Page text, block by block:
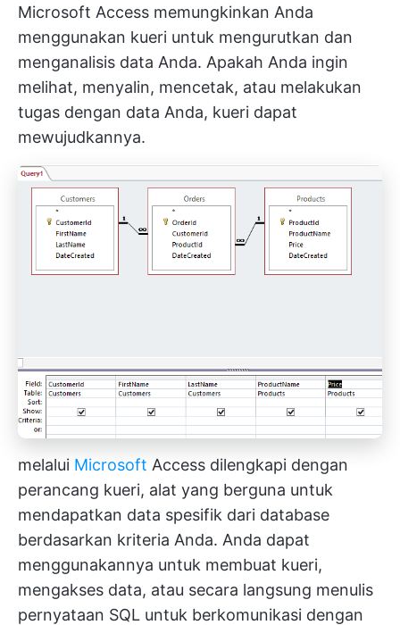
Microsoft Access memungkinkan Anda
menggunakan kueri untuk mengurutkan dan
menganalisis data Anda. Apakah Anda ingin
melihat, menyalin, mencetak, atau melakukan
tugas dengan data Anda, kueri dapat
mewujudkannya.
melalui Microsoft Access dilengkapi dengan
perancang kueri, alat yang berguna untuk
mendapatkan data spesifik dari database
berdasarkan kriteria Anda. Anda dapat
menggunakannya untuk membuat kueri,
mengakses data, atau secara langsung menulis
pernyataan SQL untuk berkomunikasi dengan